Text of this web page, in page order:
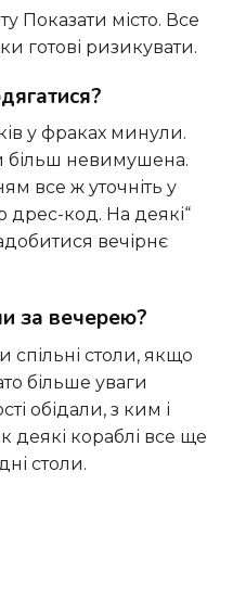
Показати місто. Все
готові ризикувати.
більш невимушена.
все ж уточніть у
дрес-код. На деякі“
вечірнє
за вечерею?
більше уваги
обідали, з ким і
деякі кораблі все ще
столи.